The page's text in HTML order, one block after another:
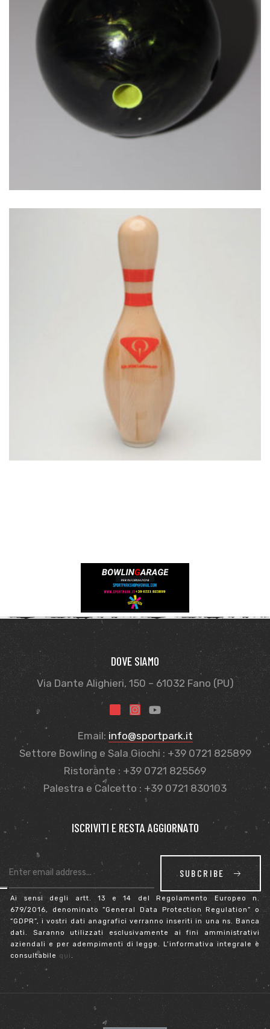
DOVE SIAMO
Via Dante Alighieri, 150 – 61032 Fano (PU)
Email: info@sportpark.it
Settore Bowling e Sala Giochi : +39 0721 825899
Ristorante : +39 0721 825569
Palestra e Calcetto : +39 0721 830103
ISCRIVITI E RESTA AGGIORNATO
SUBCRIBE
Ai sensi degli artt. 13 e 14 del Regolamento Europeo n.
679/2016, denominato “General Data Protection Regulation” o
“GDPR”, i vostri dati anagrafici verranno inseriti in una ns. Banca
dati. Saranno utilizzati esclusivamente ai fini amministrativi
aziendali e per adempimenti di legge. L’informativa integrale è
consultabile qui .